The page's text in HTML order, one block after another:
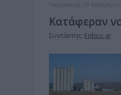
Παρασκευή, 13
Κατάφεραν
Συντάκτης: Eidisis.gr